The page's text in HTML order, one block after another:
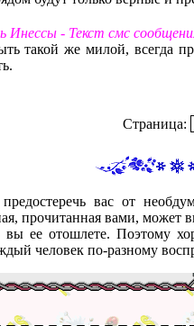
Инессы - Текст смс
такой же милой, всегда
Страница:
вас от
прочитанная вами, может
вы ее отошлете. Поэтому
человек по-разному